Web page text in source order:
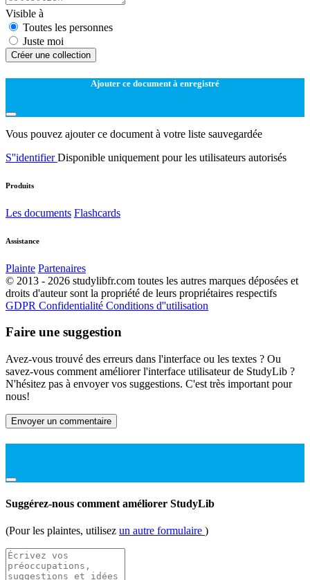
Visible à
Toutes les personnes
Juste moi
Créer une collection
Ajouter ce document à enregistré
Vous pouvez ajouter ce document à votre liste sauvegardée
S''identifierDisponible uniquement pour les utilisateurs autorisés
Produits
Les documents Flashcards
Assistance
Plainte Partenaires
© 2013 - 2026 studylibfr.com toutes les autres marques déposées et
droits d'auteur sont la propriété de leurs propriétaires respectifs
GDPR Confidentialité Conditions d''utilisation
Faire une suggestion
Avez-vous trouvé des erreurs dans l'interface ou les textes ? Ou
savez-vous comment améliorer l'interface utilisateur de StudyLib ?
N'hésitez pas à envoyer vos suggestions. C'est très important pour
nous!
Envoyer un commentaire
Suggérez-nous comment améliorer StudyLib
(Pour les plaintes, utilisez un autre formulaire )